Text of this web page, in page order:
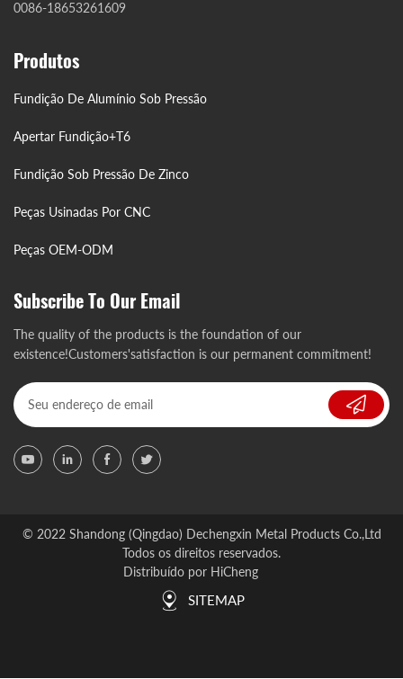
0086-18653261609
Produtos
Fundição De Alumínio Sob Pressão
Apertar Fundição+T6
Fundição Sob Pressão De Zinco
Peças Usinadas Por CNC
Peças OEM-ODM
Subscribe To Our Email
The quality of the products is the foundation of our
existence!Customers'satisfaction is our permanent commitment!
© 2022 Shandong (Qingdao) Dechengxin Metal Products Co.,Ltd
Todos os direitos reservados.
Distribuído por HiCheng
SITEMAP